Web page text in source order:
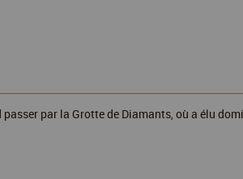
par la Grotte de Diamants, où a élu